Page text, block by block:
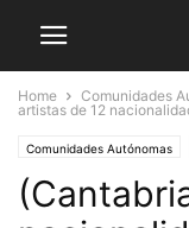
Home Comunidades
artistas de 12
Comunidades Autónomas